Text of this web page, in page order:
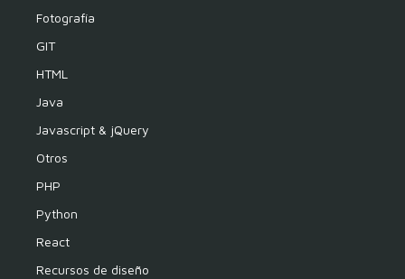
Fotografía
GIT
HTML
Java
Javascript & jQuery
Otros
PHP
Python
React
Recursos de diseño